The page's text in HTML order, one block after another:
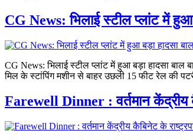
CG News: भिलाई स्टील प्लांट में हुआ
CG News: भिलाई स्टील प्लांट में हुआ बड़ा हादसा बाल
मिल के स्टांपिंग मशीन से बाहर उछली 15 फीट रेल की
Farewell Dinner : वर्तमान केंद्रीय